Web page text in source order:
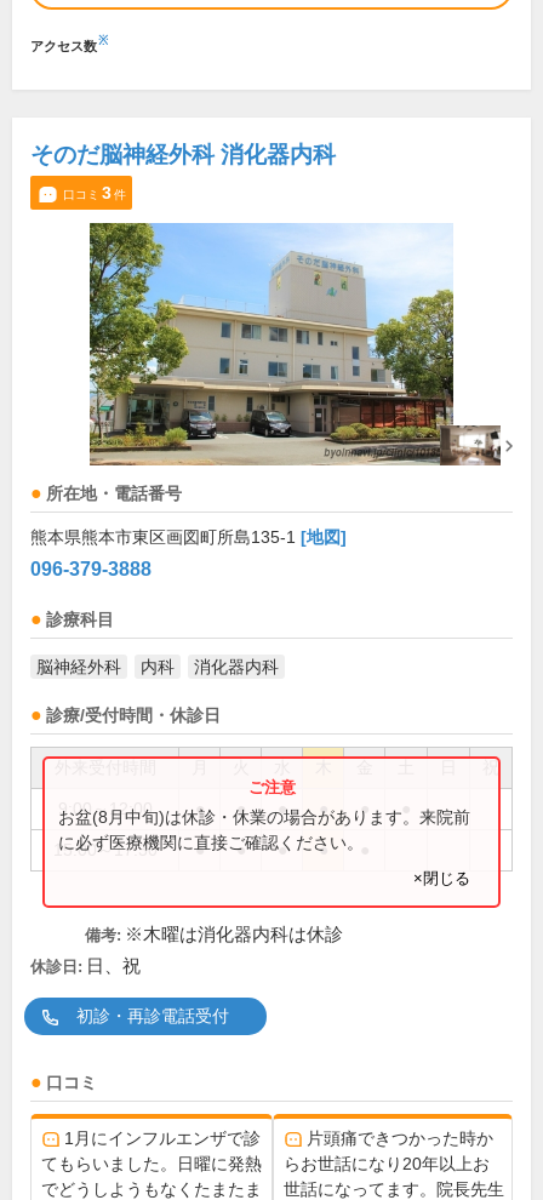
アクセス数※
そのだ脳神経外科 消化器内科
口コミ 3件
所在地・電話番号
熊本県熊本市東区画図町所島135-1 [地図]
096-379-3888
診療科目
脳神経外科 内科 消化器内科
診療/受付時間・休診日
祝
9:00～12:00 ● ● ● ● ●
15:00～17:30 ● ● ● ●
お盆(8月中旬)は休診・休業の場合があります。来院前
に必ず医療機関に直接ご確認ください。
×閉じる
備考: ※木曜は消化器内科は休診
休診日: 日、祝
初診・再診電話受付
口コミ
1月にインフルエンザで診
てもらいました。日曜に発熱
でどうしようもなくたまたま
片頭痛できつかった時か
らお世話になり20年以上お
世話になってます。院長先生